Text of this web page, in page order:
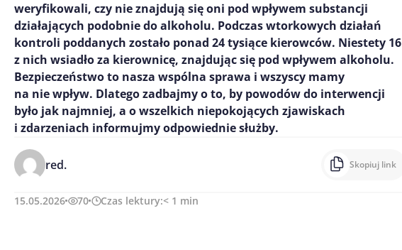
weryfikowali, czy nie znajdują się oni pod wpływem substancji
działających podobnie do alkoholu. Podczas wtorkowych działań
kontroli poddanych zostało ponad 24 tysiące kierowców. Niestety 16
z nich wsiadło za kierownicę, znajdując się pod wpływem alkoholu.
Bezpieczeństwo to nasza wspólna sprawa i wszyscy mamy
na nie wpływ. Dlatego zadbajmy o to, by powodów do interwencji
było jak najmniej, a o wszelkich niepokojących zjawiskach
i zdarzeniach informujmy odpowiednie służby.
red. Skopiuj link
15.05.2026 70 Czas lektury:< 1 min